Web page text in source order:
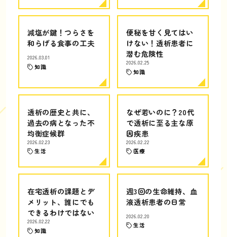
減塩が鍵！つらさを
和らげる食事の工夫
2026.03.01
知識
便秘を甘く見てはい
けない！透析患者に
潜む危険性
2026.02.25
知識
透析の歴史と共に、
過去の病となった不
均衡症候群
2026.02.23
生活
なぜ若いのに？20代
で透析に至る主な原
因疾患
2026.02.22
医療
在宅透析の課題とデ
メリット、誰にでも
できるわけではない
2026.02.22
知識
週3回の生命維持、血
液透析患者の日常
2026.02.20
生活